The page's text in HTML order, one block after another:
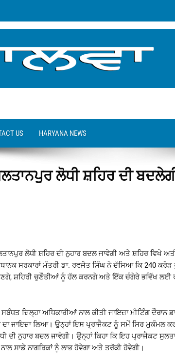
US HARYANA NEWS
ਲੋਧੀ ਸ਼ਹਿਰ ਦੀ
ਲੋਧੀ ਸ਼ਹਿਰ ਦੀ ਨੁਹਾਰ ਬਦਲ ਜਾਵੇਗੀ ਅਤੇ ਸ਼ਹਿਰ ਵਿਖੇ
ਸਰਕਾਰਾਂ ਮੰਤਰੀ ਡਾ. ਰਵਜੋਤ ਸਿੰਘ ਨੇ ਦੱਸਿਆ ਕਿ 240 ਕਰੋੜ
ਸ਼ਹਿਰੀ ਚੁਣੌਤੀਆਂ ਨੂੰ ਹੱਲ ਕਰਨਗੇ ਅਤੇ ਇੱਕ ਚੰਗੇਰੇ ਭਵਿੱਖ ਲਈ
ਜ਼ਿਲ੍ਹਾ ਅਧਿਕਾਰੀਆਂ ਨਾਲ ਕੀਤੀ ਜਾਇਜ਼ਾ ਮੀਟਿੰਗ ਦੌਰਾਨ
ਦਾ ਜਾਇਜ਼ਾ ਲਿਆ। ਉਨ੍ਹਾਂ ਇਸ ਪ੍ਰਾਜੈਕਟ ਨੂੰ ਸਮੇਂ ਸਿਰ ਮੁਕੰਮਲ
ਦੀ ਨੁਹਾਰ ਬਦਲ ਜਾਵੇਗੀ। ਉਨ੍ਹਾਂ ਕਿਹਾ ਕਿ ਇਹ ਪ੍ਰਾਜੈਕਟ
ਸਾਡੇ ਨਾਗਰਿਕਾਂ ਨੂੰ ਲਾਭ ਹੋਵੇਗਾ ਅਤੇ ਤਰੱਕੀ ਹੋਵੇਗੀ।